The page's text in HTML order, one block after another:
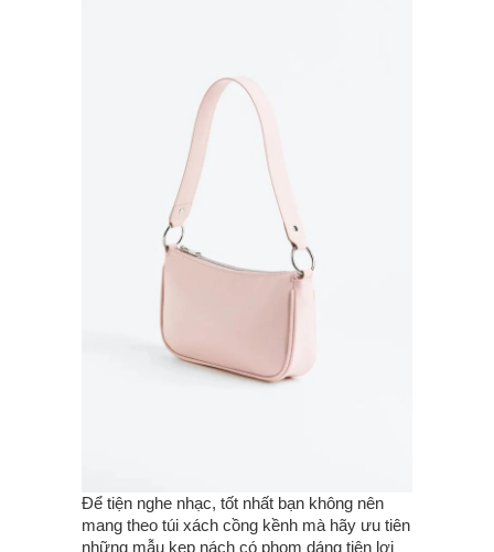
Để tiện nghe nhạc, tốt nhất bạn không nên
mang theo túi xách cồng kềnh mà hãy ưu tiên
những mẫu kẹp nách có phom dáng tiện lợi